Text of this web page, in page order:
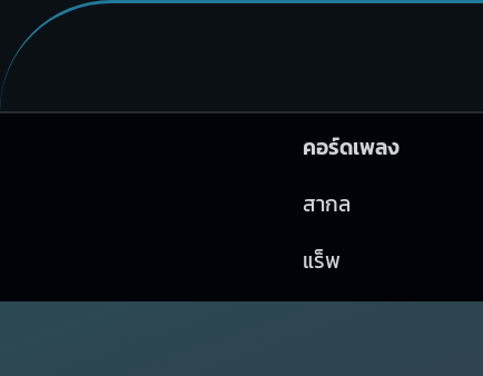
คอร์ดเพลง
สากล
แร็พ